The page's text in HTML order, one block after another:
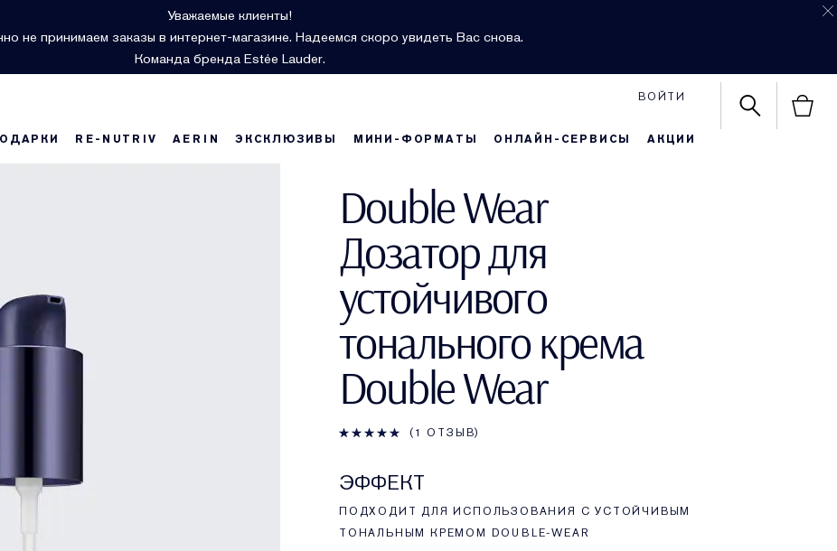
Уважаемые клиенты!
не принимаем заказы в интернет-магазине. Надеемся скоро увидеть Вас снова.
Команда бренда Estée Lauder.
ВОЙТИ
RE-NUTRIV AERIN ЭКСКЛЮЗИВЫ МИНИ-ФОРМАТЫ ОНЛАЙН-СЕРВИСЫ АКЦИИ
Double Wear
Дозатор для
устойчивого
тонального крема
Double Wear
1 ОТЗЫВ
ЭФФЕКТ
ПОДХОДИТ ДЛЯ ИСПОЛЬЗОВАНИЯ С УСТОЙЧИВЫМ
ТОНАЛЬНЫМ КРЕМОМ DOUBLE-WEAR